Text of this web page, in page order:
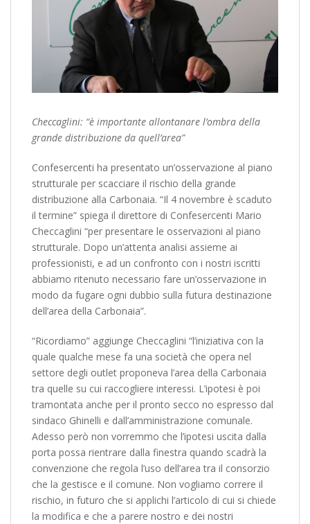
Checcaglini: “è importante allontanare l’ombra della
grande distribuzione da quell’area”
Confesercenti ha presentato un’osservazione al piano
strutturale per scacciare il rischio della grande
distribuzione alla Carbonaia. “Il 4 novembre è scaduto
il termine” spiega il direttore di Confesercenti Mario
Checcaglini “per presentare le osservazioni al piano
strutturale. Dopo un’attenta analisi assieme ai
professionisti, e ad un confronto con i nostri iscritti
abbiamo ritenuto necessario fare un’osservazione in
modo da fugare ogni dubbio sulla futura destinazione
dell’area della Carbonaia”.
“Ricordiamo” aggiunge Checcaglini “l’iniziativa con la
quale qualche mese fa una società che opera nel
settore degli outlet proponeva l’area della Carbonaia
tra quelle su cui raccogliere interessi. L’ipotesi è poi
tramontata anche per il pronto secco no espresso dal
sindaco Ghinelli e dall’amministrazione comunale.
Adesso però non vorremmo che l’ipotesi uscita dalla
porta possa rientrare dalla finestra quando scadrà la
convenzione che regola l’uso dell’area tra il consorzio
che la gestisce e il comune. Non vogliamo correre il
rischio, in futuro che si applichi l’articolo di cui si chiede
la modifica e che a parere nostro e dei nostri